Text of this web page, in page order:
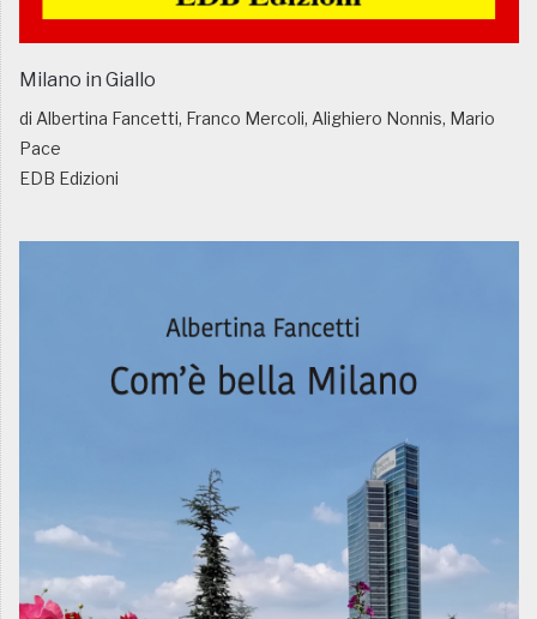
Milano in Giallo
di Albertina Fancetti, Franco Mercoli, Alighiero Nonnis, Mario
Pace
EDB Edizioni